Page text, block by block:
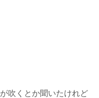
吹くとか聞いたけれど